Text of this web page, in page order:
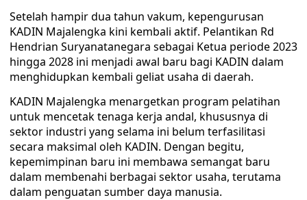
Setelah hampir dua tahun vakum, kepengurusan
KADIN Majalengka kini kembali aktif. Pelantikan Rd
Hendrian Suryanatanegara sebagai Ketua periode 2023
hingga 2028 ini menjadi awal baru bagi KADIN dalam
menghidupkan kembali geliat usaha di daerah.
KADIN Majalengka menargetkan program pelatihan
untuk mencetak tenaga kerja andal, khususnya di
sektor industri yang selama ini belum terfasilitasi
secara maksimal oleh KADIN. Dengan begitu,
kepemimpinan baru ini membawa semangat baru
dalam membenahi berbagai sektor usaha, terutama
dalam penguatan sumber daya manusia.